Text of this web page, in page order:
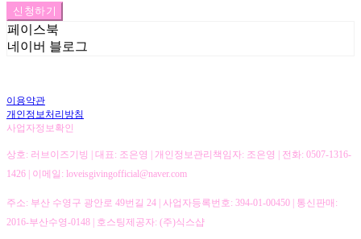
신청하기
페이스북
네이버 블로그
이용약관
개인정보처리방침
사업자정보확인
상호: 러브이즈기빙 | 대표: 조은영 | 개인정보관리책임자: 조은영 | 전화: 0507-1316-
1426 | 이메일: loveisgivingofficial@naver.com
주소: 부산 수영구 광안로 49번길 24 | 사업자등록번호: 394-01-00450 | 통신판매:
2016-부산수영-0148 | 호스팅제공자: (주)식스샵